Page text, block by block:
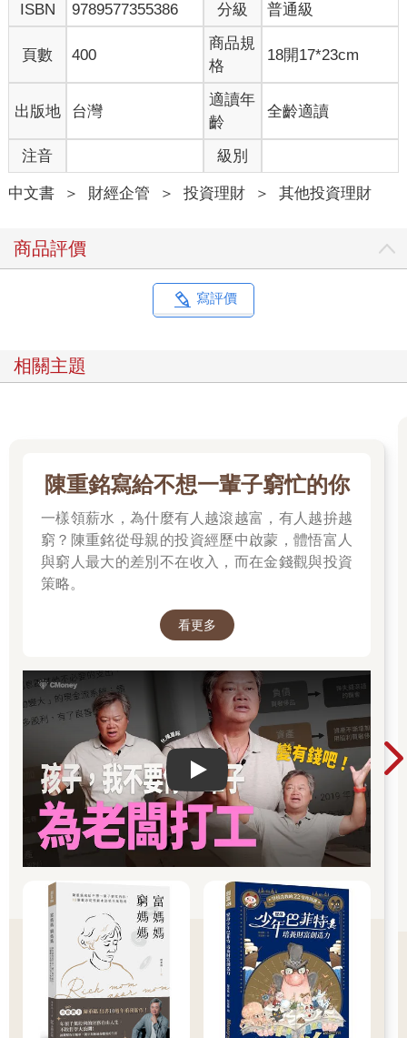
ISBN
9789577355386 分級 普通級
頁數 400
商品規
格
18開17*23cm
出版地 台灣
適讀年
齡
全齡適讀
注音 級別
中文書 ＞ 財經企管 ＞ 投資理財 ＞ 其他投資理財
商品評價
寫評價
相關主題
陳重銘寫給不想一輩子窮忙的你
一樣領薪水，為什麼有人越滾越富，有人越拚越
窮？陳重銘從母親的投資經歷中啟蒙，體悟富人
與窮人最大的差別不在收入，而在金錢觀與投資
策略。
看更多
Play video